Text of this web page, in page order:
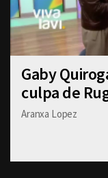
Gaby
culpa de
Aranxa Lopez